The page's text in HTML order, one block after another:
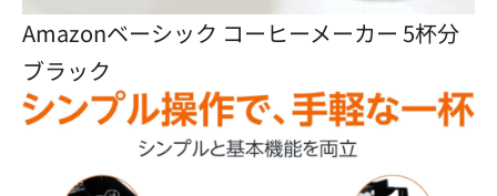
Amazonベーシック コーヒーメーカー 5杯分
ブラック